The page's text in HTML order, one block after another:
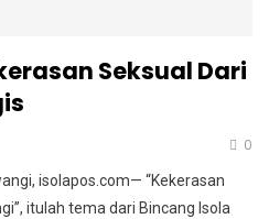
Seksual Dari
0
isolapos.com— “Kekerasan
itulah tema dari Bincang Isola